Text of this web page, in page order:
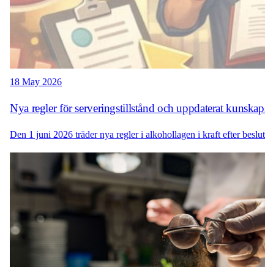
18 May 2026
Nya regler för serveringstillstånd och uppdaterat
Den 1 juni 2026 träder nya regler i alkohollagen i kraft efter